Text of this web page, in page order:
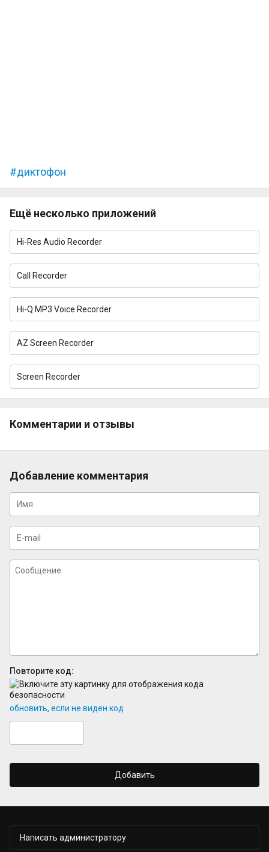
диктофон
Ещё несколько приложений
Hi-Res Audio Recorder
Call Recorder
Hi-Q MP3 Voice Recorder
AZ Screen Recorder
Screen Recorder
Комментарии и отзывы
Добавление комментария
Повторите код:
обновить, если не виден код
Добавить
Написать администратору